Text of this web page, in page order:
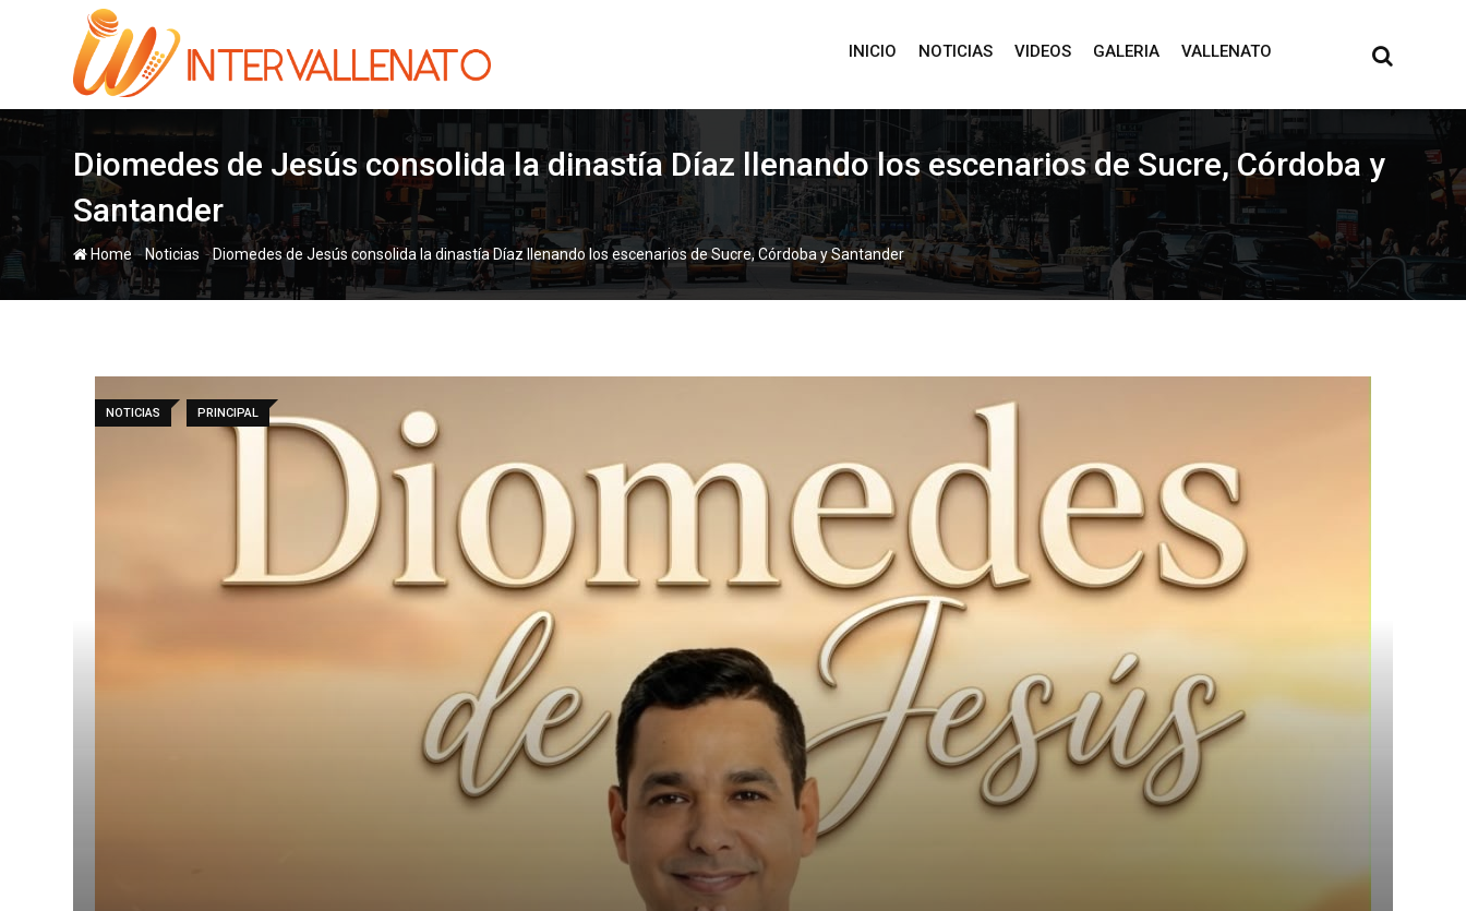
INICIO NOTICIAS VIDEOS GALERIA VALLENATO
Diomedes de Jesús consolida la dinastía Díaz llenando los escenarios de Sucre, Córdoba y
Santander
Home-Noticias -Diomedes de Jesús consolida la dinastía Díaz llenando los escenarios de Sucre, Córdoba y Santander
NOTICIAS PRINCIPAL